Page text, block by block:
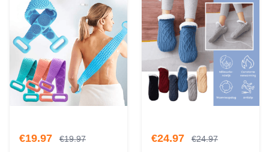
€19.97 €19.97 €24.97 €24.97